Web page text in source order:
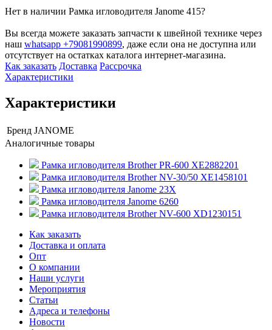
Нет в наличии Рамка игловодителя Janome 415?
Вы всегда можете заказать запчасти к швейной технике через
наш whatsapp +79081990899, даже если она не доступна или
отсутствует на остатках каталога интернет-магазина.
Как заказать Доставка Рассрочка
Характеристики
Характеристики
Бренд JANOME
Аналогичные товары
Рамка игловодителя Brother PR-600 XE2882201
Рамка игловодителя Brother NV-30/50 XE1458101
Рамка игловодителя Janome 23X
Рамка игловодителя Janome 6260
Рамка игловодителя Brother NV-600 XD1230151
Как заказать
Доставка и оплата
Опт
О компании
Наши услуги
Мероприятия
Статьи
Адреса и телефоны
Новости